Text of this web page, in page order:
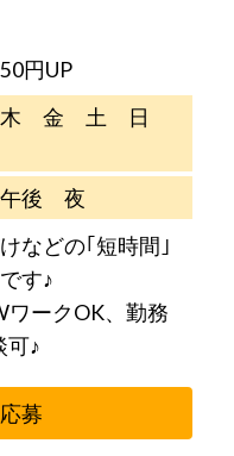
円UP
金 土 日
後 夜
などの｢短時間｣
す♪
ワークOK、勤務
可♪
募